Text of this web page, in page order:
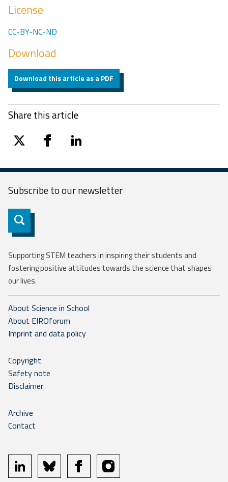
License
CC-BY-NC-ND
Download
Download this article as a PDF
Share this article
twitter facebooklinkedin
Subscribe to ournewsletter
Subscribe
Supporting STEM teachers in inspiring their students and
fostering positive attitudes towards the science that shapes
our lives.
About Science in School
About EIROforum
Imprint and data policy
Copyright
Safety note
Disclaimer
Archive
Contact
linkedin bluesky facebookinstagram